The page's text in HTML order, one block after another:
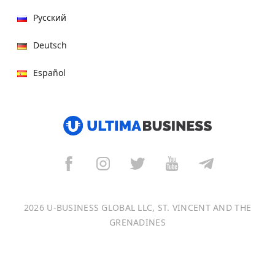
Русский
Deutsch
Español
Français
2026 U-BUSINESS GLOBAL LLC, ST. VINCENT AND THE
GRENADINES